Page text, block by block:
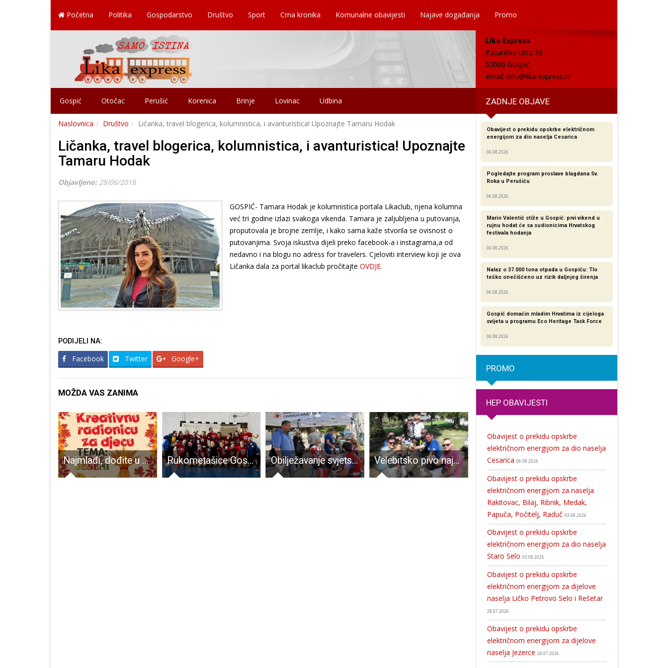
Početna Politika Gospodarstvo Društvo Sport Crna kronika Komunalne obavijesti Najave događanja Promo
Lika Express
Pazariška ulica 36
53000 Gospić
email: info@lika-express.hr
Gospić Otočac Perušić Korenica Brinje Lovinac Udbina ZADNJE OBJAVE
Naslovnica Društvo Ličanka, travel blogerica, kolumnistica, i avanturistica! Upoznajte Tamaru Hodak
Ličanka, travel blogerica, kolumnistica, i avanturistica! Upoznajte
Tamaru Hodak
Objavljeno: 28/06/2018
GOSPIĆ- Tamara Hodak je kolumnistica portala Likaclub, njena kolumna
već tri godine izlazi svakoga vikenda. Tamara je zaljubljena u putovanja,
proputovala je brojne zemlje, i kako sama kaže stvorila se ovisnost o
putovanjima. Svoja iskustva dijeli preko facebook-a i instagrama,a od
nedavno i na blogu no adress for travelers. Cjeloviti interview koji je ova
Ličanka dala za portal likaclub pročitajte OVDJE.
PODIJELI NA:
Facebook Twitter Google+
MOŽDA VAS ZANIMA
Najmlađi, dođite u Samostalnu narodnu knjižnicu na kreativnu radionicu “Boje jeseni” Rukometašice Gospića do 14 godina u dvije utakmice uvjerljive protiv Senja Obilježavanje svjetskog dana darivatelja krvi Velebitsko pivo najprodavanije u planinarskim domovima na Medvednici i Samoborskom gorju
Obavijest o prekidu opskrbe električnom
energijom za dio naselja Cesarica
06.08.2026
Pogledajte program proslave blagdana Sv.
Roka u Perušiću
06.08.2026
Mario Valentić stiže u Gospić: prvi vikend u
rujnu hodat će sa sudionicima Hrvatskog
festivala hodanja
06.08.2026
Nalaz o 37.000 tona otpada u Gospiću: Tlo
teško onečišćeno uz rizik daljnjeg širenja
06.08.2026
Gospić domaćin mladim Hrvatima iz cijeloga
svijeta u programu Eco Heritage Task Force
06.08.2026
PROMO
HEP OBAVIJESTI
Obavijest o prekidu opskrbe
električnom energijom za dio naselja
Cesarica 06.08.2026
Obavijest o prekidu opskrbe
električnom energijom za naselja
Rakitovac, Bilaj, Ribnik, Medak,
Papuča, Počitelj, Raduč 03.08.2026
Obavijest o prekidu opskrbe
električnom energijom za dio naselja
Staro Selo 03.08.2026
Obavijest o prekidu opskrbe
električnom energijom za dijelove
naselja Ličko Petrovo Selo i Rešetar
28.07.2026
Obavijest o prekidu opskrbe
električnom energijom za dijelove
naselja Jezerce 28.07.2026